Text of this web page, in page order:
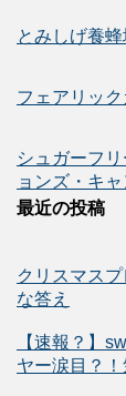
とみしげ養
フェアリッ
シュガーフ
ョンズ・キ
最近の投稿
クリスマス
な答え
【速報？】
ヤー涙目？